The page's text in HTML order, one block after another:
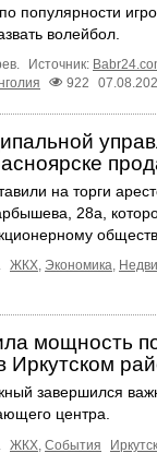
популярности
волейбол.
Источник:
922
на торги
28а,
. ЖКХ, Экономика,
мощность
Иркутском
завершился
центра.
. ЖКХ, События Иркутск